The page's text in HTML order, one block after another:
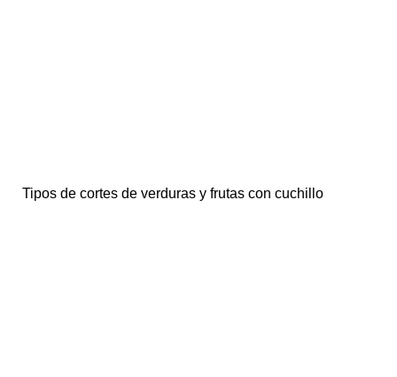
Tipos de cortes de verduras y frutas con cuchillo